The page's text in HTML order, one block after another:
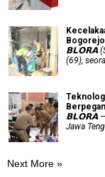
𝗕𝗟𝗢𝗥𝗔
(69),
𝗕𝗟𝗢𝗥𝗔 —
Jawa
Next More »